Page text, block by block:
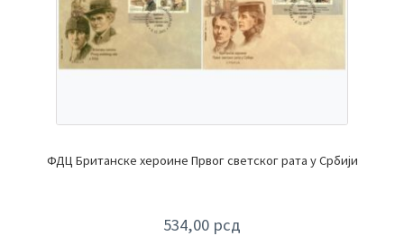
ФДЦ Британске хероине Првог светског рата у Србији
534,00 рсд